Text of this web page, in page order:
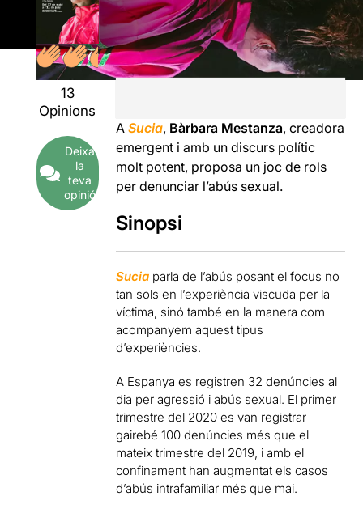
13
Opinions
Deixa
la
teva
opinió
ASucia, Bàrbara Mestanza, creadora
emergent i amb un discurs polític
molt potent, proposa un joc de rols
per denunciar l’abús sexual.
Sinopsi
Sucia parla de l’abús posantel focus no
tan solsen l’experiència viscuda per la
víctima sinótambé en la manera com
acompanyem aquest tipus
d’experiències.
A Espanya es registren 32 denúncies al
dia per agressió i abús sexual. El primer
trimestre del 2020 esvan registrar
gairebé 100denúncies més que el
mateixtrimestre del 2019 i amb el
confinament hanaugmentatels casos
d’abús intrafamiliar més que mai.